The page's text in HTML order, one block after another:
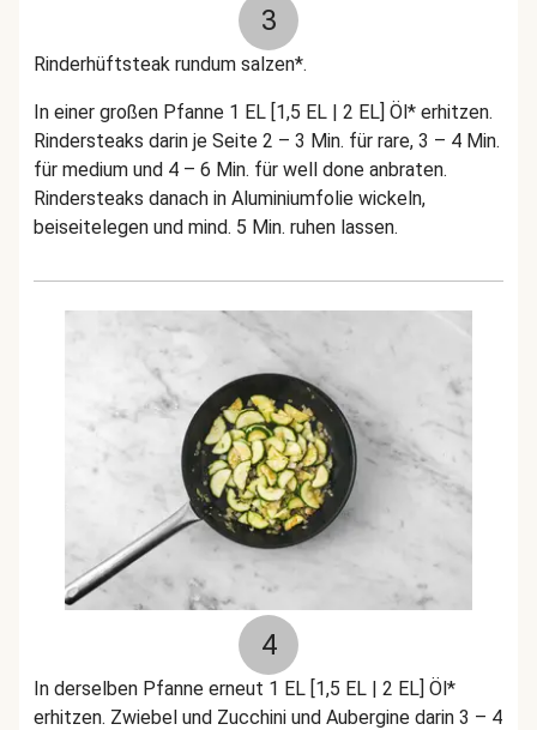
3
Rinderhüftsteak rundum salzen*.
In einer großen Pfanne 1 EL [1,5 EL | 2 EL] Öl* erhitzen.
Rindersteaks darin je Seite 2 – 3 Min. für rare, 3 – 4 Min.
für medium und 4 – 6 Min. für well done anbraten.
Rindersteaks danach in Aluminiumfolie wickeln,
beiseitelegen und mind. 5 Min. ruhen lassen.
4
In derselben Pfanne erneut 1 EL [1,5 EL | 2 EL] Öl*
erhitzen. Zwiebel und Zucchini und Aubergine darin 3 – 4